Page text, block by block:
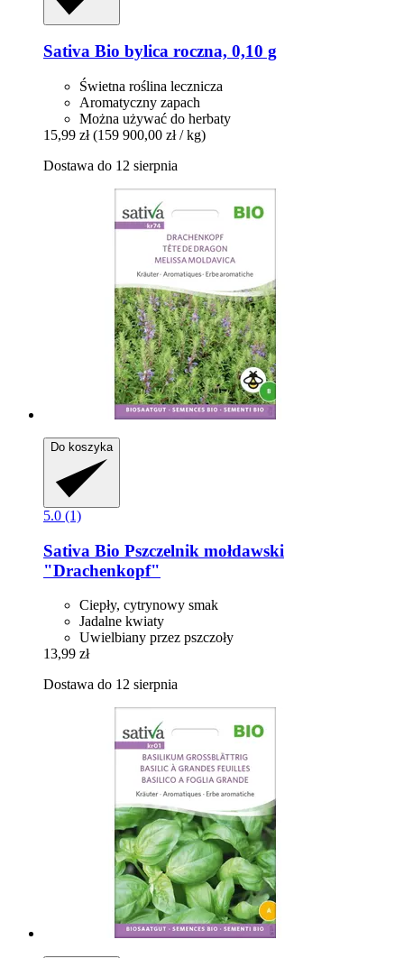
Sativa Bio bylica roczna, 0,10 g
Świetna roślina lecznicza
Aromatyczny zapach
Można używać do herbaty
15,99 zł (159 900,00 zł / kg)
Dostawa do 12 sierpnia
Do koszyka
5.0 (1)
Sativa Bio Pszczelnik mołdawski
"Drachenkopf"
Ciepły, cytrynowy smak
Jadalne kwiaty
Uwielbiany przez pszczoły
13,99 zł
Dostawa do 12 sierpnia